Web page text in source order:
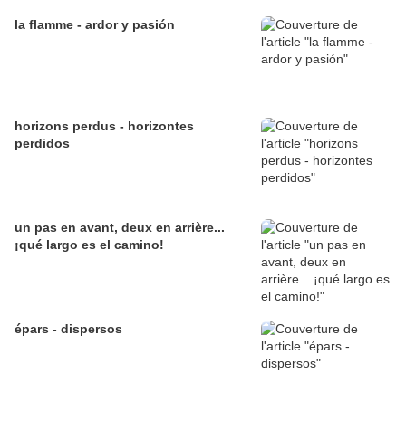
la flamme - ardor y pasión
horizons perdus - horizontes
perdidos
un pas en avant, deux en arrière...
¡qué largo es el camino!
épars - dispersos